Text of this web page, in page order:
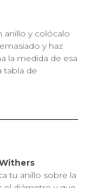
anillo y colócalo
y haz
la medida de esa
tabla de
tu anillo sobre la